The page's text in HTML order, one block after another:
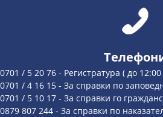
0701 / 5 20 76 - Регистратура ( до
0701 / 4 16 15 - За справки по
0701 / 5 10 17 - За справки го
0879 807 244 - За справки по